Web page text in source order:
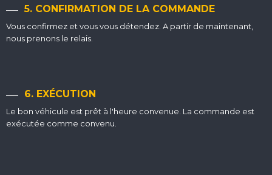
5. CONFIRMATION DE LA COMMANDE
Vous confirmez et vous vous détendez. A partir de maintenant,
nous prenons le relais.
6. EXÉCUTION
Le bon véhicule est prêt à l'heure convenue. La commande est
exécutée comme convenu.